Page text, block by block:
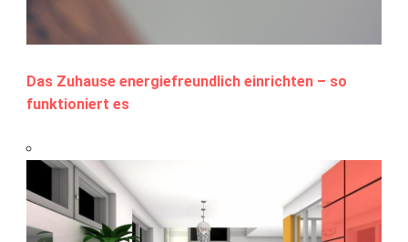
Das Zuhause energiefreundlich einrichten – so
funktioniert es